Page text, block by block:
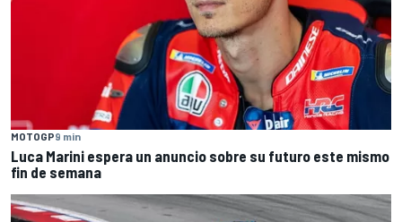
MOTOGP9 min
Luca Marini espera un anuncio sobre su futuro este mismo
fin de semana